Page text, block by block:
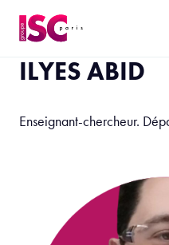
ILYES ABID
Enseignant-chercheur.